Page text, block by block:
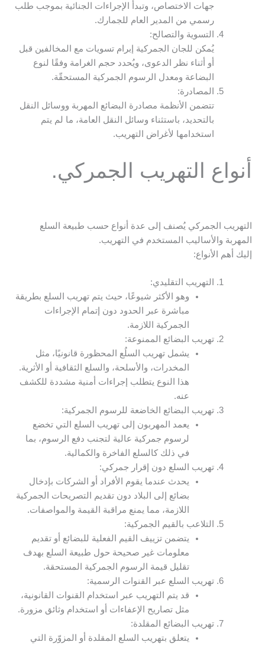
جهات الاختصاص، وتبدأ الإجراءات الجنائية بموجب طلب
رسمي من المدير العام للجمارك.
التسوية والتصالح:
يُمكن للجان الجمركية إبرام تسويات مع المخالفين قبل
أو أثناء نظر الدعوى، ويُحدد حجم الغرامة وفقًا لنوع
البضاعة ومعدل الرسوم الجمركية المستحقّة.
المصادرة:
تتضمن الأنظمة مصادرة البضائع المهربة ووسائل النقل
بالتحديد، باستثناء وسائل النقل العامة، ما لم يتم
استخدامها لأغراض التهريب.
أنواع التهريب الجمركي.
التهريب الجمركي يُصنف إلى عدة أنواع حسب طبيعة السلع
المهربة والأساليب المستخدم في التهريب.
إليك أهم الأنواع:
التهريب التقليدي:
وهو الأكثر شيوعًا، حيث يتم تهريب السلع بطريقة
مباشرة عبر الحدود دون إتمام الإجراءات
الجمركية اللازمة.
تهريب البضائع الممنوعة:
يشمل تهريب السلُع المحظورة قانونيًا، مثل
المخدرات، والأسلحة، والسلع الثقافية أو الأثرية.
هذا النوع يتطلب إجراءات أمنية مشددة للكشف
عنه.
تهريب البضائع الخاضعة للرسوم الجمركية:
يعمد المهربون إلى تهريب السلع التي تخضع
لرسوم جمركية عالية لتجنب دفع الرسوم، بما
في ذلك كالسلع الفاخرة والكمالية.
تهريب السلع دون إقرار جمركي:
يحدث عندما يقوم الأفراد أو الشركات بإدخال
بضائع إلى البلاد دون تقديم التصريحات الجمركية
اللازمة، مما يمنع مراقبة القيمة والمواصفات.
التلاعب بالقيم الجمركية:
يتضمن تزييف القيم الفعلية للبضائع أو تقديم
معلومات غير صحيحة حول طبيعة السلع بهدف
تقليل قيمة الرسوم الجمركية المستحقة.
تهريب السلع عبر القنوات الرسمية:
قد يتم التهريب عبر استخدام القنوات القانونية،
مثل تصاريح الإعفاءات أو استخدام وثائق مزورة.
تهريب البضائع المقلدة:
يتعلق بتهريب السلع المقلدة أو المزوّرة التي